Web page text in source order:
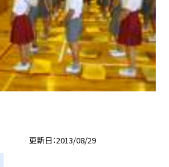
更新日 2013/08/29